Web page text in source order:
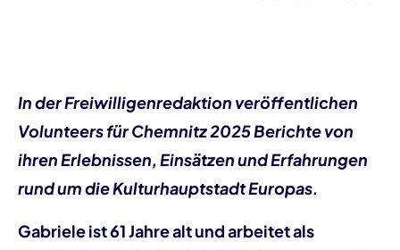
In der Freiwilligenredaktion veröffentlichen
Volunteers für Chemnitz 2025 Berichte von
ihren Erlebnissen, Einsätzen und Erfahrungen
rund um die Kulturhauptstadt Europas.
Gabriele ist 61 Jahre alt und arbeitet als